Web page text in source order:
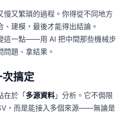
慢又繁瑣的過程。你得從不同地方
建模，最後才能得出結論。
這一點——用 AI 把中間那些機械步
題、拿結果。
搞定
在於「多源資料 」分析。它不侷限
，而是能接入多個來源——無論是